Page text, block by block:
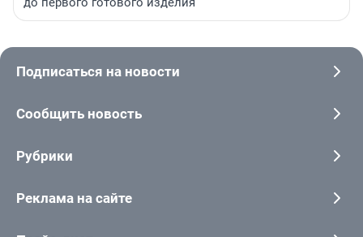
Подписаться на новости
Сообщить новость
Рубрики
Реклама на сайте